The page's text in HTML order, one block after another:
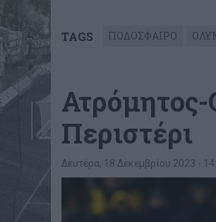
TAGS ΠΟΔΟΣΦΑΙΡΟ
Περιστέρι
Δευτέρα, 18 Δεκεμβρίου 2023 -